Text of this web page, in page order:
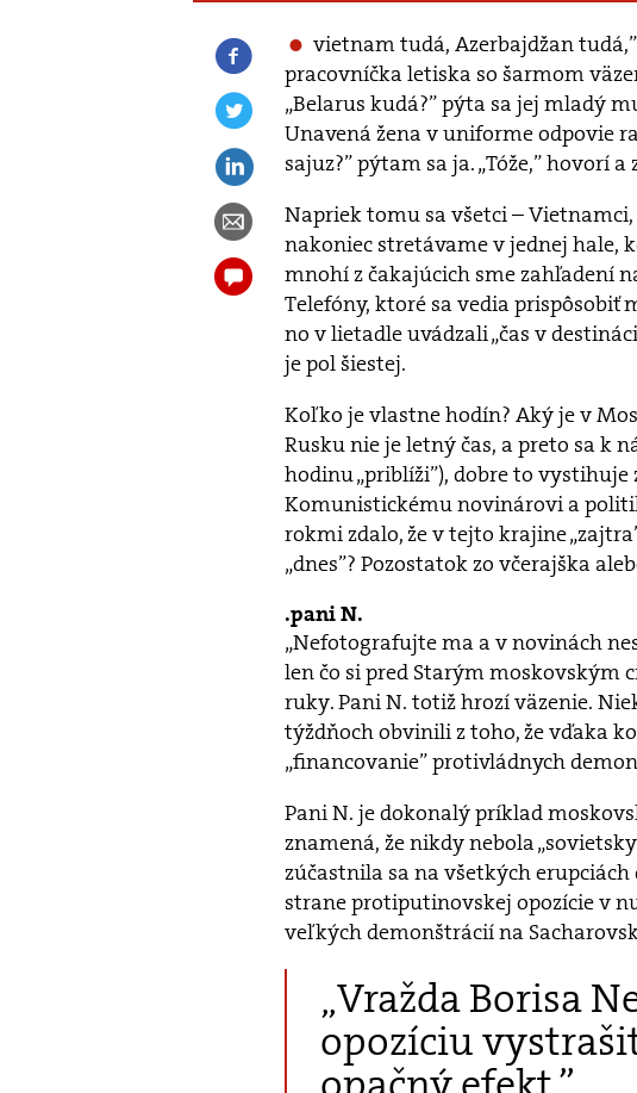
vietnam tudá, Azerbajdžan
pracovníčka letiska so šarmom
„Belarus kudá?” pýta sa jej mladý
Unavená žena v uniforme odpovie
sajuz?” pýtam sa ja. „Tóže,” hovorí
Napriek tomu sa všetci –
nakoniec stretávame v jednej hale,
mnohí z čakajúcich sme zahľadení
Telefóny, ktoré sa vedia prispôsobiť
no v lietadle uvádzali „čas v
je pol šiestej.
Koľko je vlastne hodín? Aký je v
Rusku nie je letný čas, a preto sa k
hodinu „priblíži”), dobre to
Komunistickému novinárovi a
rokmi zdalo, že v tejto krajine
„dnes”? Pozostatok zo včerajška
pani N.
„Nefotografujte ma a v novinách
len čo si pred Starým moskovským
ruky. Pani N. totiž hrozí väzenie.
týždňoch obvinili z toho, že vďaka
„financovanie” protivládnych
Pani N. je dokonalý príklad
znamená, že nikdy nebola
zúčastnila sa na všetkých
strane protiputinovskej opozície v
veľkých demonštrácií na
„Vražda Borisa
opozíciu